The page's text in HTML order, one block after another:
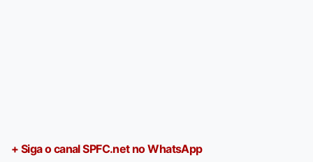
+ Siga o canal SPFC.net no WhatsApp